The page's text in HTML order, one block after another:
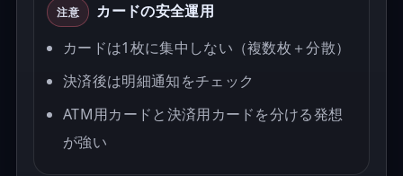
注意
カードの安全運用
カードは1枚に集中しない（複数枚＋分散）
決済後は明細通知をチェック
ATM用カードと決済用カードを分ける発想
が強い